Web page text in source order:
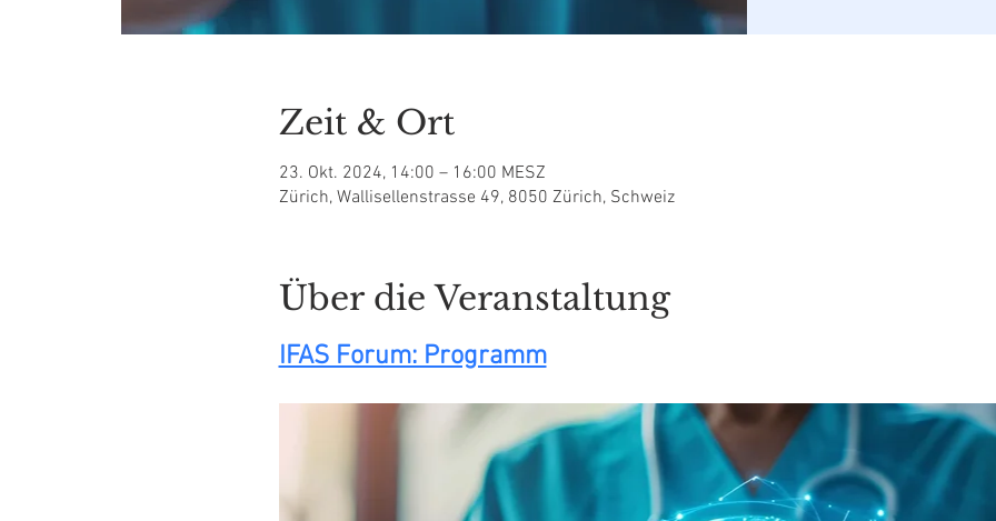
Zeit & Ort
23. Okt. 2024, 14:00 – 16:00 MESZ
Zürich, Wallisellenstrasse 49, 8050 Zürich, Schweiz
Über die Veranstaltung
IFAS Forum: Programm